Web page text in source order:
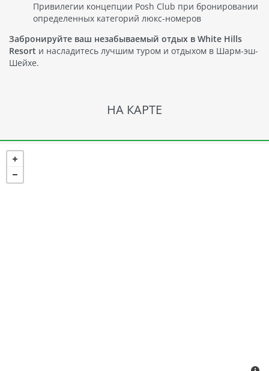
Привилегии концепции Posh Club при бронировании
определенных категорий люкс-номеров
Забронируйте ваш незабываемый отдых в White Hills
Resort и насладитесь лучшим туром и отдыхом в Шарм-эш-
Шейхе.
НА КАРТЕ